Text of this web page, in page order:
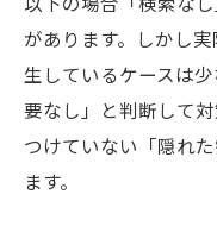
があります。しかし
生しているケースは
要なし」と判断して
つけていない「隠れ
ます。